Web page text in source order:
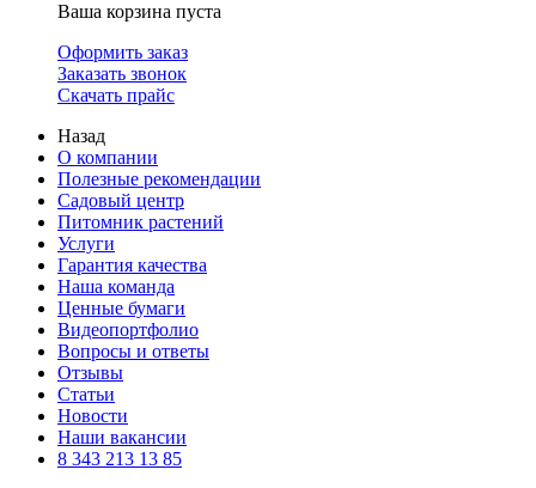
Ваша корзина пуста
Оформить заказ
Заказать звонок
Скачать прайс
Назад
О компании
Полезные рекомендации
Садовый центр
Питомник растений
Услуги
Гарантия качества
Наша команда
Ценные бумаги
Видеопортфолио
Вопросы и ответы
Отзывы
Статьи
Новости
Наши вакансии
8 343 213 13 85